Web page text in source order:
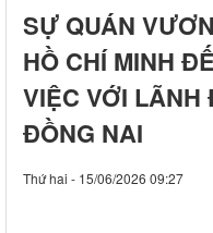
SỰ QUÁN
HỒ CHÍ MINH
VIỆC VỚI LÃNH
ĐỒNG NAI
Thứ hai - 15/06/2026 09:27